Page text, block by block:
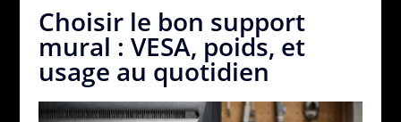
Choisir le bon support
mural : VESA, poids, et
usage au quotidien